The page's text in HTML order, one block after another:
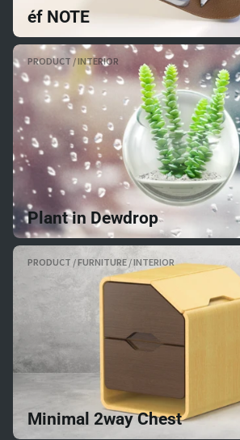
éf NOTE
PRODUCT / INTERIOR
Plant in Dewdrop
PRODUCT / FURNITURE / INTERIOR
Minimal 2way Chest